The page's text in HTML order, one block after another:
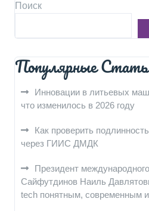
Поиск
Популярные
Инновации в литьевых
что изменилось в 2026 году
Как проверить
через ГИИС ДМДК
Президент
Сайфутдинов Наиль
tech понятным, современным